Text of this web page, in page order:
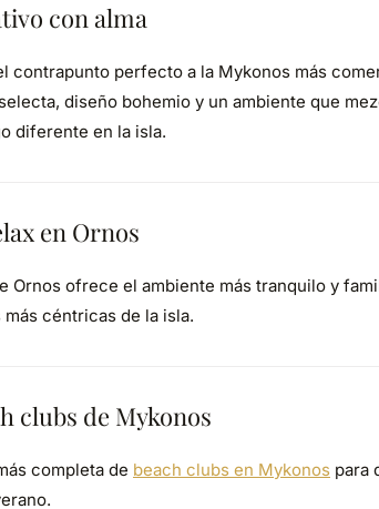
con alma
contrapunto perfecto a la Mykonos más
diseño bohemio y un ambiente que
diferente en la isla.
en Ornos
Ornos ofrece el ambiente más tranquilo y
céntricas de la isla.
clubs de Mykonos
completa de beach clubs en Mykonos para